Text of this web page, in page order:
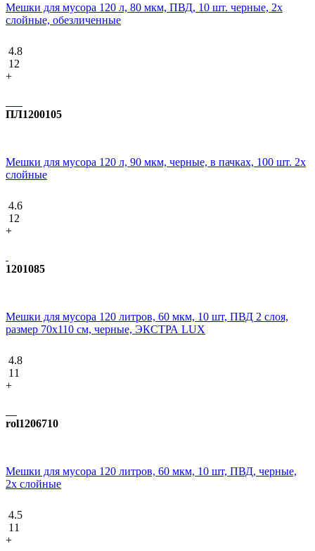
Мешки для мусора 120 л, 80 мкм, ПВД, 10 шт. черные, 2х
слойные, обезличенные
4.8
12
+
ПЛ1200105
Мешки для мусора 120 л, 90 мкм, черные, в пачках, 100 шт. 2х
слойные
4.6
12
+
1201085
Мешки для мусора 120 литров, 60 мкм, 10 шт, ПВД 2 слоя,
размер 70х110 см, черные, ЭКСТРА LUX
4.8
11
+
rol1206710
Мешки для мусора 120 литров, 60 мкм, 10 шт, ПВД, черные,
2х слойные
4.5
11
+